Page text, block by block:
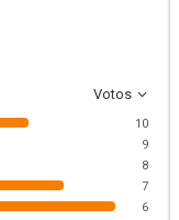
Votos
10
9
8
7
6